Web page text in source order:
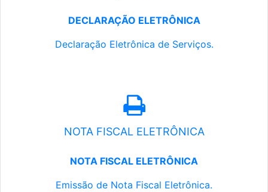
DECLARAÇÃO ELETRÔNICA
Declaração Eletrônica de Serviços.
NOTA FISCAL ELETRÔNICA
NOTA FISCAL ELETRÔNICA
Emissão de Nota Fiscal Eletrônica.